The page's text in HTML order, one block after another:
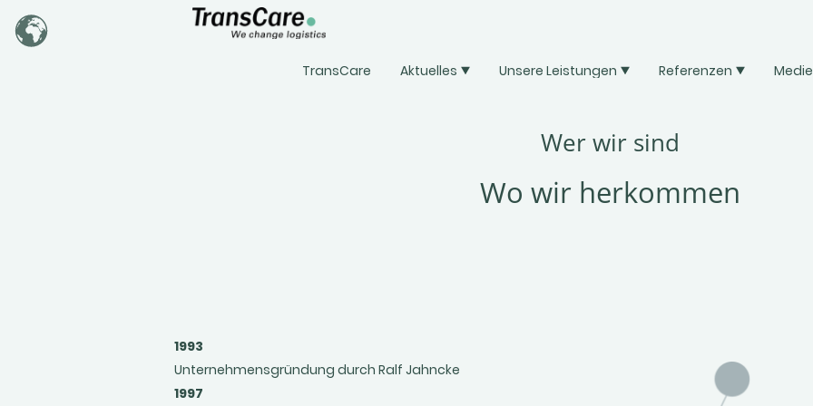
TransCare Aktuelles Unsere Leistungen Referenzen
Wer wir sind
Wo wir herkommen
1993
Unternehmensgründung durch Ralf Jahncke
1997